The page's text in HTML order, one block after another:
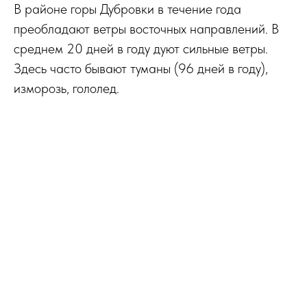
В районе горы Дубровки в течение года
преобладают ветры восточных направлений. В
среднем 20 дней в году дуют сильные ветры.
Здесь часто бывают туманы (96 дней в году),
изморозь, гололед.